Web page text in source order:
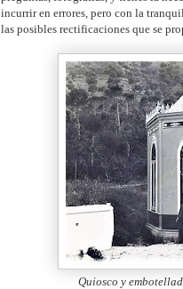
incurrir en errores, pero con la
las posibles rectificaciones que se
Quiosco y